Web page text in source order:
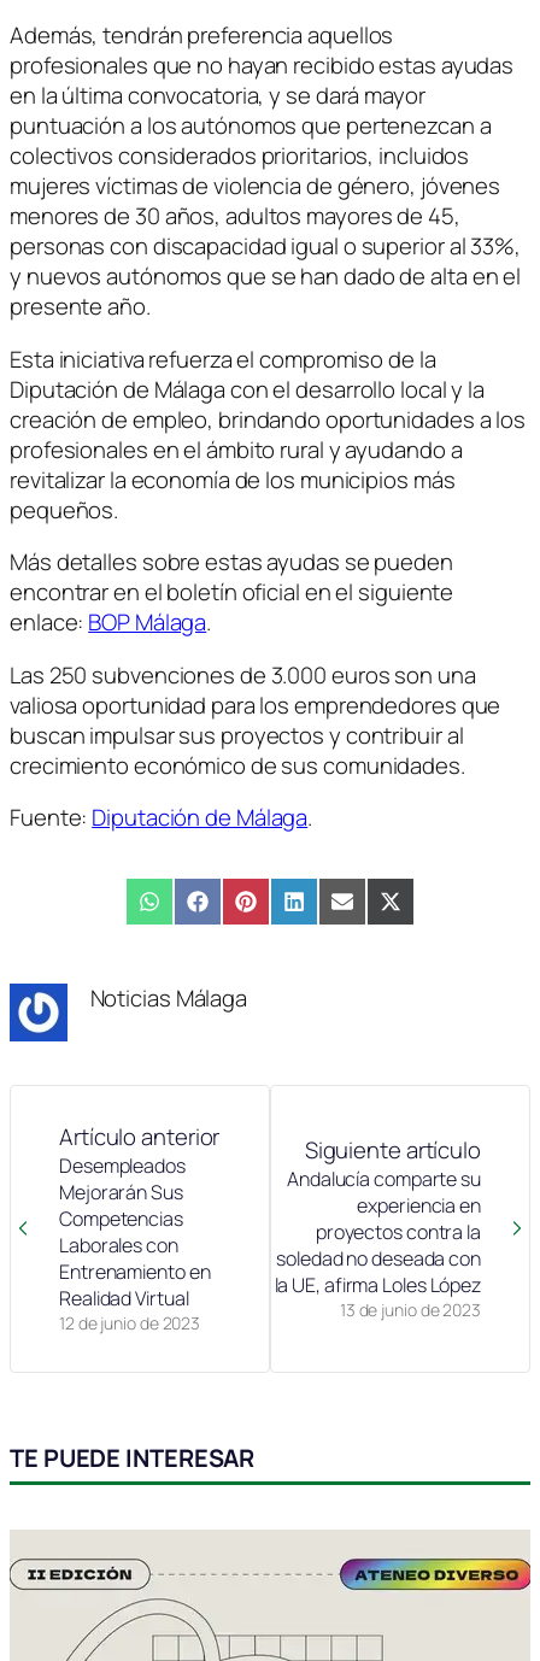
Además, tendrán preferencia aquellos
profesionales que no hayan recibido estas ayudas
en la última convocatoria, y se dará mayor
puntuación a los autónomos que pertenezcan a
colectivos considerados prioritarios, incluidos
mujeres víctimas de violencia de género, jóvenes
menores de 30 años, adultos mayores de 45,
personas con discapacidad igual o superior al 33%,
y nuevos autónomos que se han dado de alta en el
presente año.
Esta iniciativa refuerza el compromiso de la
Diputación de Málaga con el desarrollo local y la
creación de empleo, brindando oportunidades a los
profesionales en el ámbito rural y ayudando a
revitalizar la economía de los municipios más
pequeños.
Más detalles sobre estas ayudas se pueden
encontrar en el boletín oficial en el siguiente
enlace: BOP Málaga.
Las 250 subvenciones de 3.000 euros son una
valiosa oportunidad para los emprendedores que
buscan impulsar sus proyectos y contribuir al
crecimiento económico de sus comunidades.
Fuente: Diputación de Málaga.
Compartir
en
WhatsAppCompartir
en
FacebookCompartir
en
PinterestCompartir
en
LinkedInCompartir
en
EmailCompartir
en
X
(Twitter)
Noticias Málaga
Artículo anterior
12 de junio de 2023
Desempleados
Mejorarán Sus
Competencias
Laborales con
Entrenamiento en
Realidad Virtual
Siguiente artículo
13 de junio de 2023
Andalucía comparte su
experiencia en
proyectos contra la
soledad no deseada con
la UE, afirma Loles López
TE PUEDE INTERESAR